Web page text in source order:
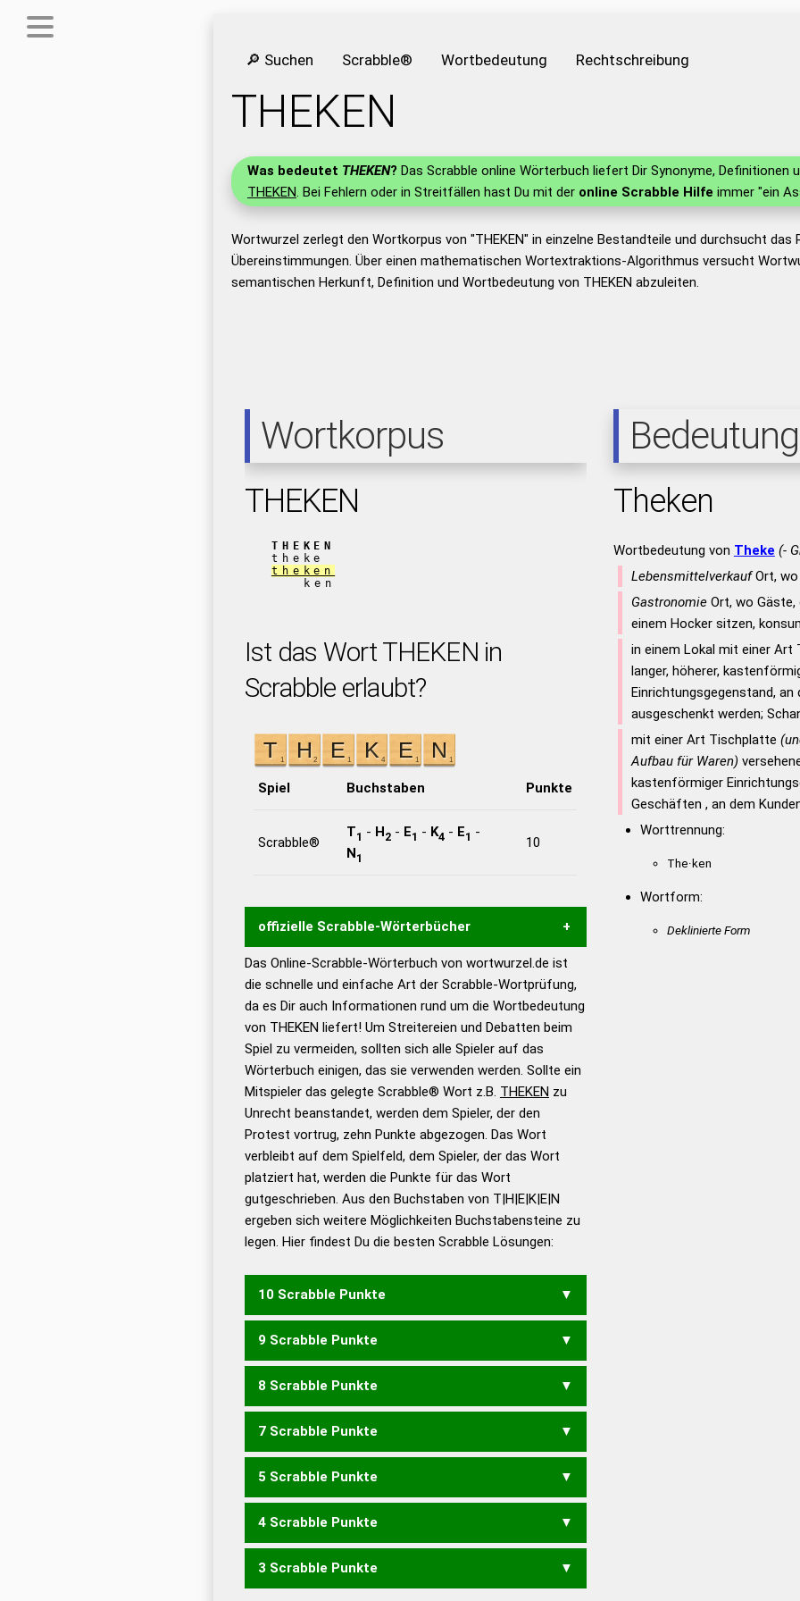
🔎 Suchen Scrabble® Wortbedeutung Rechtschreibung
THEKEN
Was bedeutet THEKEN? Das Scrabble online Wörterbuch liefert Dir Synonyme, Definitionen
THEKEN. Bei Fehlern oder in Streitfällen hast Du mit der online Scrabble Hilfe immer "ein
Wortwurzel zerlegt den Wortkorpus von "THEKEN" in einzelne Bestandteile und durchsucht das
Übereinstimmungen. Über einen mathematischen Wortextraktions-Algorithmus versucht
semantischen Herkunft, Definition und Wortbedeutung von THEKEN abzuleiten.
Wortkorpus
THEKEN
THEKEN
theke
theken
ken
Ist das Wort THEKEN in
Scrabble erlaubt?
Spiel Buchstaben Punkte
Scrabble®
T1 - H2- E1 - K4 - E1 -
N1
10
offizielle Scrabble-Wörterbücher
Wortwurzel liefert mit Hilfe eines semantischen
Wortanalyse-Algorithmus gute Anhaltspunkte zu
Wortbedeutung, Worttrennung und Wortform, um die
Gültigkeit eines Wortes für das Scrabble-Spiel zu
bestimmen! zugelassene Turnier Scrabble-
Wörterbücher sind:
Duden – Standardwerk in 12
Bänden
Duden – Richtiges und gutes
Deutsch
Duden – Die deutsche Grammatik
Duden – Deutsches
Universalwörterbuch
Das Online-Scrabble-Wörterbuch von wortwurzel.de ist
die schnelle und einfache Art der Scrabble-Wortprüfung,
da es Dir auch Informationen rund um die Wortbedeutung
von THEKEN liefert! Um Streitereien und Debatten beim
Spiel zu vermeiden, sollten sich alle Spieler auf das
Wörterbuch einigen, das sie verwenden werden. Sollte ein
Mitspieler das gelegte Scrabble® Wort z.B. THEKEN zu
Unrecht beanstandet, werden dem Spieler, der den
Protest vortrug, zehn Punkte abgezogen. Das Wort
verbleibt auf dem Spielfeld, dem Spieler, der das Wort
platziert hat, werden die Punkte für das Wort
gutgeschrieben. Aus den Buchstaben von T|H|E|K|E|N
ergeben sich weitere Möglichkeiten Buchstabensteine zu
legen. Hier findest Du die besten Scrabble Lösungen:
10 Scrabble Punkte
HENKET HENKTE
9 Scrabble Punkte
HENKE HENKT
8 Scrabble Punkte
HENK KNETE
7 Scrabble Punkte
KNET
5 Scrabble Punkte
EHEN
4 Scrabble Punkte
EHE ENTE TEEN
3 Scrabble Punkte
Bedeutung
Theken
Wortbedeutung von Theke (-
LebensmittelverkaufOrt, wo
GastronomieOrt, wo Gäste,
einem Hocker sitzen,
in einem Lokal mit einer Art
langer, höherer,
Einrichtungsgegenstand, an
ausgeschenkt werden;
mit einer Art Tischplatte
Aufbau für Waren)
kastenförmiger
Geschäften , an dem
Worttrennung:
The·ken
Wortform:
Deklinierte Form